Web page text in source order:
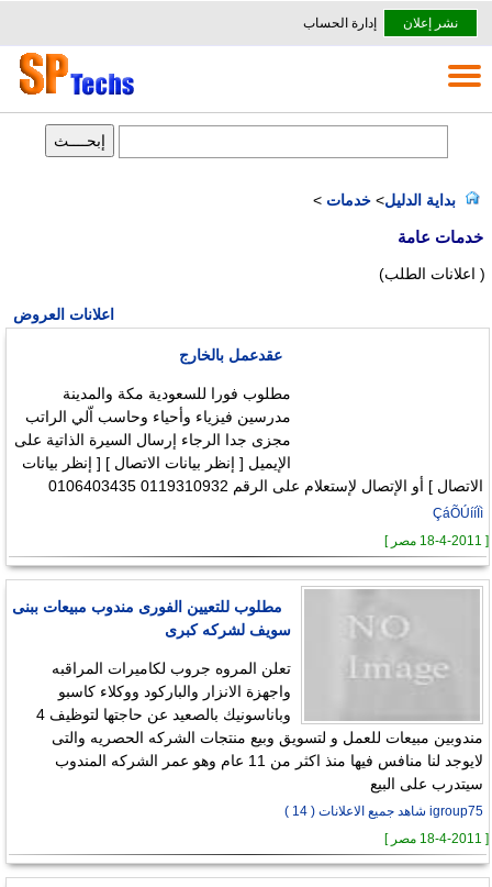
نشر إعلان إدارة الحساب
بداية الدليل>خدمات >
خدمات عامة
( اعلانات الطلب)
اعلانات العروض
عقدعمل بالخارج
مطلوب فورا للسعودية مكة والمدينة
مدرسين فيزياء وأحياء وحاسب اّلي الراتب
مجزى جدا الرجاء إرسال السيرة الذاتية على
الإيميل [ إنظر بيانات الاتصال ] [ إنظر بيانات
الاتصال ] أو الإتصال لإستعلام على الرقم 0119310932 0106403435
ÇáÕÚííÏì
[ 18-4-2011 مصر ]
مطلوب للتعيين الفورى مندوب مبيعات ببنى
سويف لشركه كبرى
تعلن المروه جروب لكاميرات المراقبه
واجهزة الانزار والباركود ووكلاء كاسبو
وباناسونيك بالصعيد عن حاجتها لتوظيف 4
مندوبين مبيعات للعمل و لتسويق وبيع منتجات الشركه الحصريه والتى
لايوجد لنا منافس فيها منذ اكثر من 11 عام وهو عمر الشركه المندوب
سيتدرب على البيع
igroup75 شاهد جميع الاعلانات ( 14 )
[ 18-4-2011 مصر ]